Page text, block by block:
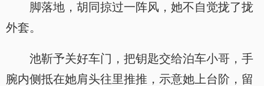
脚落地，胡同掠过一阵风，她不自觉拢了拢
外套。
池靳予关好车门，把钥匙交给泊车小哥，手
腕内侧抵在她肩头往里推推，示意她上台阶，留